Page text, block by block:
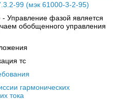
99 (мэк 61000-3-2-95)
Управление фазой является
обобщенного управления
тс
гармонических
тока